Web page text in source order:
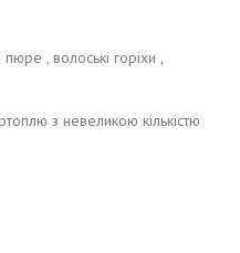
, волоські горіхи ,
з невеликою кількістю